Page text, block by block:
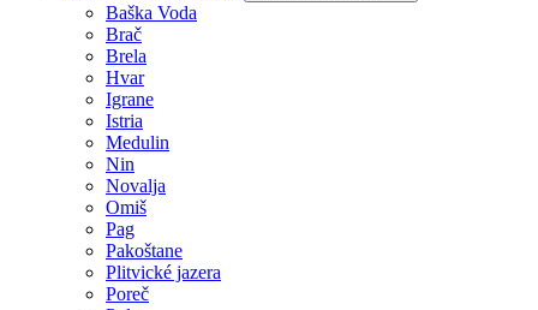
Baška Voda
Brač
Brela
Hvar
Igrane
Istria
Medulin
Nin
Novalja
Omiš
Pag
Pakoštane
Plitvické jazera
Poreč